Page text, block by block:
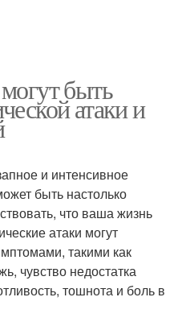
быть
атаки и
и интенсивное
быть настолько
что ваша жизнь
атаки могут
такими как
чувство недостатка
тошнота и боль в